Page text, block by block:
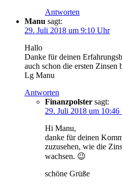
Antworten
Manu sagt:
29. Juli 2018 um 9:10 Uhr
Hallo
Danke für deinen
auch schon die ersten
Lg Manu
Antworten
Finanzpolster sagt:
29. Juli 2018 um 10:46
Hi Manu,
danke für deinen
zuzusehen, wie die
wachsen. 😉
schöne Grüße